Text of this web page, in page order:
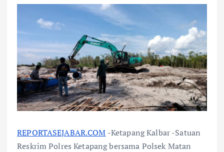
REPORTASEJABAR.COM -Ketapang Kalbar -Satuan
Reskrim Polres Ketapang bersama Polsek Matan